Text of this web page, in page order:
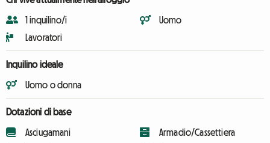
1 inquilino/i
Lavoratori
Uomo
Inquilino ideale
Uomo o donna
Dotazioni di base
Asciugamani
Armadio/Cassettiera